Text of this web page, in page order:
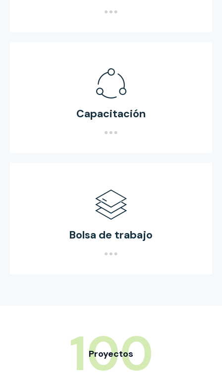
Capacitación
Bolsa de trabajo
100
Proyectos